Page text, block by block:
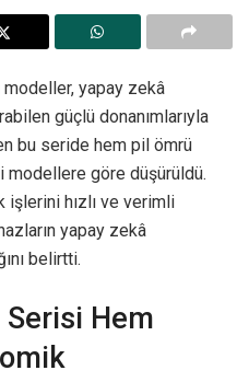
yapay zekâ
güçlü donanımlarıyla
bu seride hem pil ömrü
modellere göre düşürüldü.
işlerini hızlı ve verimli
yapay zekâ
belirtti.
Hem